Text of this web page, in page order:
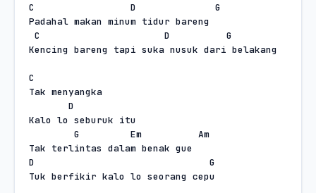
C
D
G
Padahal makan minum tidur bareng
C
D
G
Kencing bareng tapi suka nusuk dari belakang
C
Tak menyangka
D
Kalo lo seburuk itu
G
Em
Am
Tak terlintas dalam benak gue
D
G
Tuk berfikir kalo lo seorang cepu